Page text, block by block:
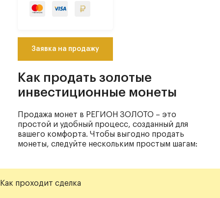
Заявка на продажу
Как продать золотые
инвестиционные монеты
Продажа монет в РЕГИОН ЗОЛОТО – это
простой и удобный процесс, созданный для
вашего комфорта. Чтобы выгодно продать
монеты, следуйте нескольким простым шагам:
Как проходит сделка